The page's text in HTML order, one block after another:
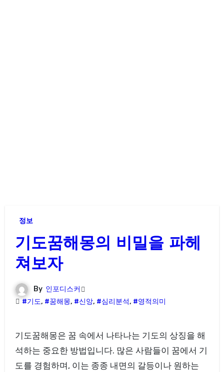
정보
기도꿈해몽의 비밀을 파헤
쳐보자
By 인포디스커
#기도, #꿈해몽, #신앙, #심리분석, #영적의미
기도꿈해몽은 꿈 속에서 나타나는 기도의 상징을 해
석하는 중요한 방법입니다. 많은 사람들이 꿈에서 기
도를 경험하며, 이는 종종 내면의 갈등이나 원하는